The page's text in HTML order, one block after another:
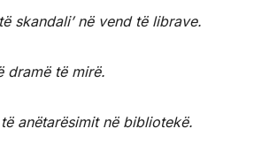
skandali’ në vend të librave.
dramë të mirë.
anëtarësimit në bibliotekë.